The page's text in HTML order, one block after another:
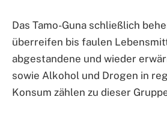
Das Tamo-Guna schließlich
überreifen bis faulen
abgestandene und wieder
sowie Alkohol und Drogen in
Konsum zählen zu dieser